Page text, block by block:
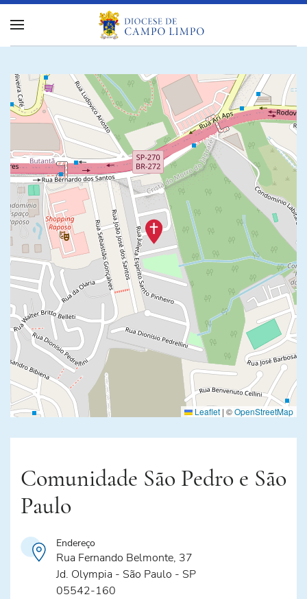
Leaflet | ©OpenStreetMap
Comunidade São Pedro e São
Paulo
Endereço
Rua Fernando Belmonte, 37
Jd. Olympia - São Paulo - SP
05542-160